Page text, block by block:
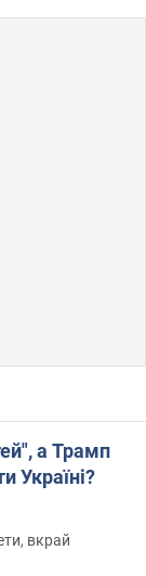
а Трамп
Україні?
вкрай